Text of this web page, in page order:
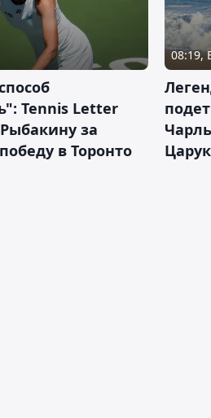
Tennis Letter
за
в Торонто
08:19,